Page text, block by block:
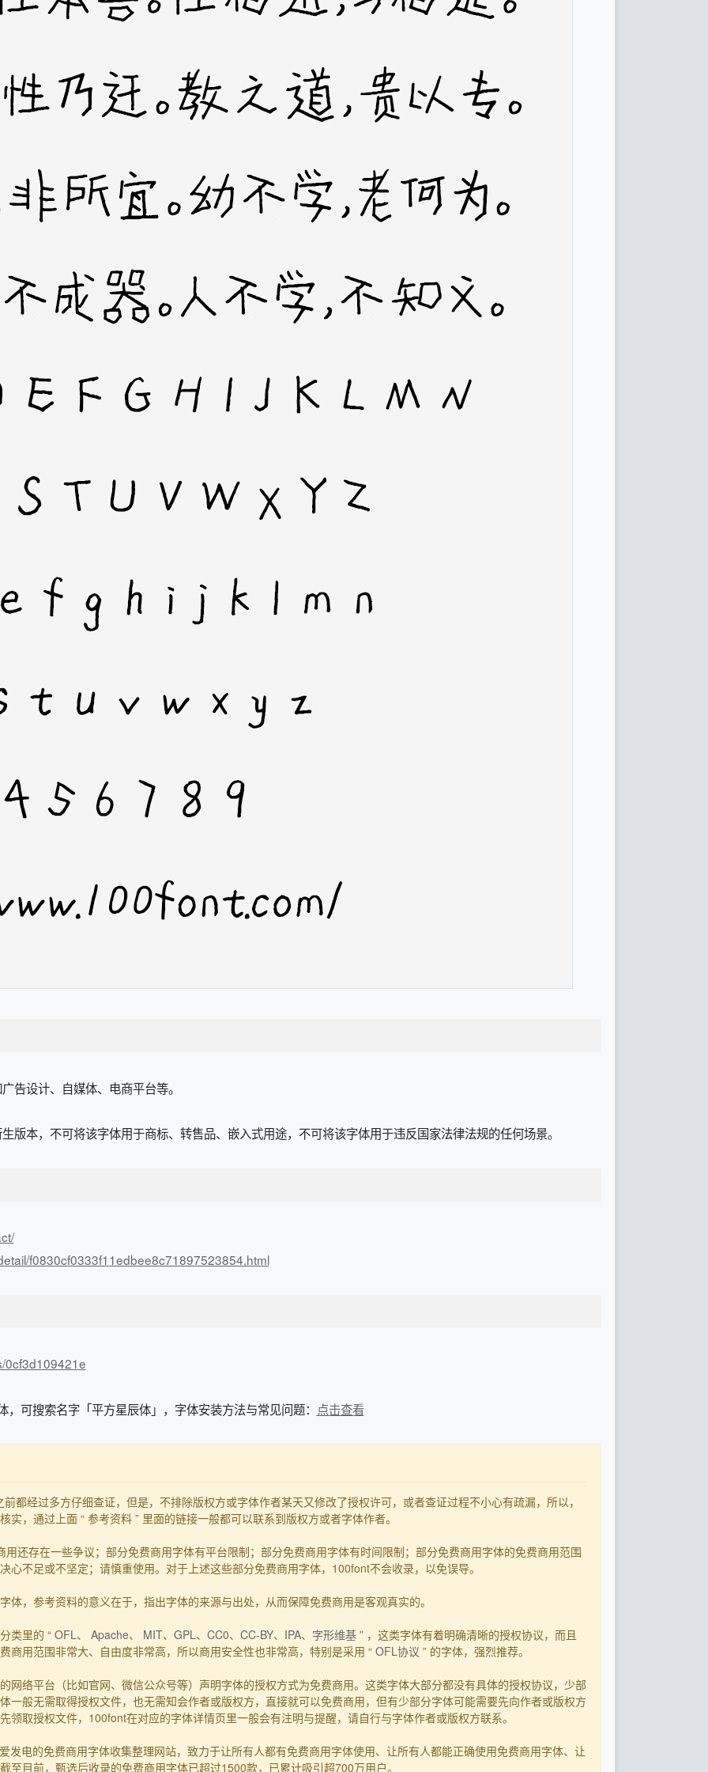
告设计、自媒体、电商平台等。
版本，不可将该字体用于商标、转售品、嵌入式用途，不可将该字体用于违反国家法律法规的任何场景。
f0830cf0333f11edbee8c71897523854.html
0cf3d109421e
可搜索名字「平方星辰体」，字体安装方法与常见问题： 点击查看
都经过多方仔细查证，但是，不排除版权方或字体作者某天又修改了授权许可，或者查证过程不小心有疏漏，所以，
，通过上面 “ 参考资料 ” 里面的链接一般都可以联系到版权方或者字体作者。
还存在一些争议；部分免费商用字体有平台限制；部分免费商用字体有时间限制；部分免费商用字体的免费商用范围
心不足或不坚定；请慎重使用。对于上述这些部分免费商用字体，100font不会收录，以免误导。
，参考资料的意义在于，指出字体的来源与出处，从而保障免费商用是客观真实的。
类里的 “ OFL 、 Apache、 MIT、 GPL 、 CC0、 CC-BY、 IPA、 字形维基 ” ，这类字体有着明确清晰的授权协议，而且
商用范围非常大、自由度非常高，所以商用安全性也非常高，特别是采用 “ OFL协议 ” 的字体，强烈推荐。
网络平台（比如官网、微信公众号等）声明字体的授权方式为免费商用。这类字体大部分都没有具体的授权协议，少部
一般无需取得授权文件，也无需知会作者或版权方，直接就可以免费商用，但有少部分字体可能需要先向作者或版权方
领取授权文件，100font在对应的字体详情页里一般会有注明与提醒，请自行与字体作者或版权方联系。
发电的免费商用字体收集整理网站，致力于让所有人都有免费商用字体使用、让所有人都能正确使用免费商用字体、让
至目前，甄选后收录的免费商用字体已超过1500款，已累计吸引超700万用户。